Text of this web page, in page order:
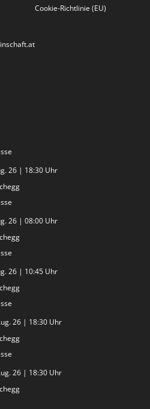
Cookie-Richtlinie (EU)
26 | 18:30 Uhr
26 | 08:00 Uhr
26 | 10:45 Uhr
26 | 18:30 Uhr
26 | 18:30 Uhr